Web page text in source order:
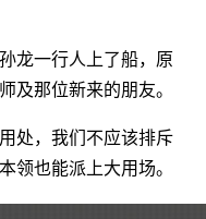
一行人上了船，原
及那位新来的朋友。
，我们不应该排斥
领也能派上大用场。